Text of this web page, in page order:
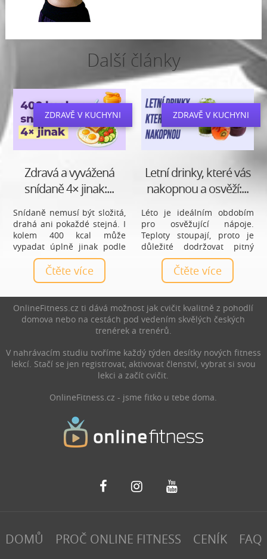
Další články
ZDRAVĚ V KUCHYNI
Zdravá a vyvážená
snídaně 4× jinak:...
Snídaně nemusí být složitá,
drahá ani pokaždé stejná. I
kolem 400 kcal může
vypadat úplně jinak podle
toho, jestli máš chuť na
sladké, potřebuješ se dobře
zasytit, chceš více bílkovin
Čtěte více
ZDRAVĚ V KUCHYNI
Letní drinky, které vás
nakopnou a osvěží:...
Léto je ideálním obdobím
pro osvěžující nápoje.
Teploty stoupají, proto je
důležité dodržovat pitný
režim. Přinášíme vám výběr
letních drinků, které vás
nejen osvěží, ale také
výkon při cvičení.
Čtěte více
OnlineFitness.cz ti dává možnost jak cvičit kvalitně z pohodlí
domova nebo na cestách pod vedením skvělých českých
trenérek a trenérů.
V nahrávacím studiu tvoříme každý týden desítky nových fitness
lekcí. Stačí se jen registrovat, aktivovat členství, vybrat si svou
lekci a začít cvičit.
OnlineFitness.cz - jsme fitko u tebe doma.
DOMŮ PROČ ONLINE FITNESS CENÍK
FAQ